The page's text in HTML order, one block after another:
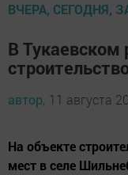
ВЧЕРА, СЕГОДНЯ,
В Тукаевском
автор, 11 августа
На объекте
мест в селе